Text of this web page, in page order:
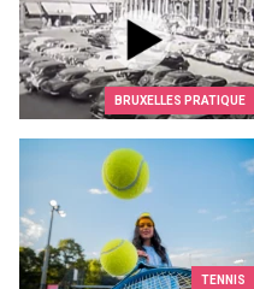
BRUXELLES PRATIQUE
TENNIS
Tailles, infrastructures,